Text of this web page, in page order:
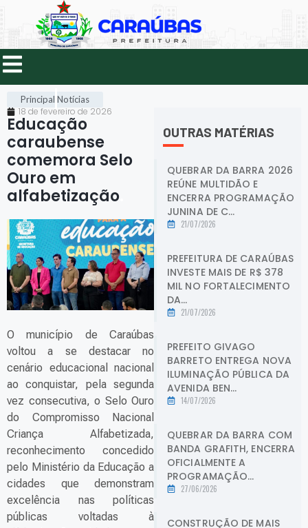
Principal Notícias
18 de fevereiro de 2026
Educação
caraubense
comemora Selo
Ouro em
alfabetização
O município de Caraúbas
voltou a se destacar no
cenário educacional nacional
ao conquistar, pela segunda
vez consecutiva, o Selo Ouro
do Compromisso Nacional
Criança Alfabetizada,
reconhecimento concedido
pelo Ministério da Educação a
cidades que demonstram
excelência nas políticas
públicas voltadas à
OUTRAS MATÉRIAS
QUEBRAR DA BARRA 2026
REÚNE MULTIDÃO E
ENCERRA PROGRAMAÇÃO
JUNINA DE C...
21/07/2026
PREFEITURA DE CARAÚBAS
INVESTE MAIS DE R$ 378
MIL NO FORTALECIMENTO
DA...
21/07/2026
PREFEITO GIVAGO
BARRETO ENTREGA NOVA
ILUMINAÇÃO PÚBLICA DA
AVENIDA BEN...
14/07/2026
QUEBRAR DA BARRA COM
BANDA GRAFITH, ENCERRA
OFICIALMENTE A
PROGRAMAÇÃO...
27/06/2026
CONSTRUÇÃO DE MAIS